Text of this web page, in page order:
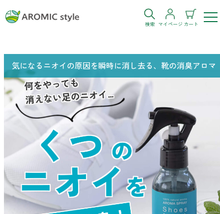
検索 マイページ カート
ログイン 新規会員登録
お気に入り 購入履歴
お部屋・シーン
トイレ
トイレ空間を快適にしたい
目的・お悩み
気になるニオイの原因を瞬時に消し去る、靴の消臭アロマ